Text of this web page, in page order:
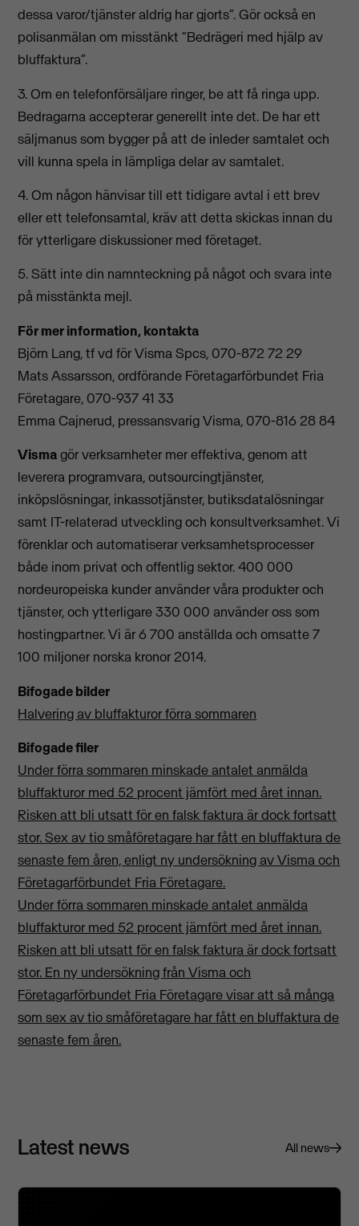
dessa varor/tjänster aldrig har gjorts”. Gör också en
polisanmälan om misstänkt ”Bedrägeri med hjälp av
bluffaktura”.
3. Om en telefonförsäljare ringer, be att få ringa upp.
Bedragarna accepterar generellt inte det. De har ett
säljmanus som bygger på att de inleder samtalet och
vill kunna spela in lämpliga delar av samtalet.
4. Om någon hänvisar till ett tidigare avtal i ett brev
eller ett telefonsamtal, kräv att detta skickas innan du
för ytterligare diskussioner med företaget.
5. Sätt inte din namnteckning på något och svara inte
på misstänkta mejl.
För mer information, kontakta
Björn Lang, tf vd för Visma Spcs, 070-872 72 29
Mats Assarsson, ordförande Företagarförbundet Fria
Företagare, 070-937 41 33
Emma Cajnerud, pressansvarig Visma, 070-816 28 84
Vismagör verksamheter mer effektiva, genom att
leverera programvara, outsourcingtjänster,
inköpslösningar, inkassotjänster, butiksdatalösningar
samt IT-relaterad utveckling och konsultverksamhet. Vi
förenklar och automatiserar verksamhetsprocesser
både inom privat och offentlig sektor. 400 000
nordeuropeiska kunder använder våra produkter och
tjänster, och ytterligare 330 000 använder oss som
hostingpartner. Vi är 6 700 anställda och omsatte 7
100 miljoner norska kronor 2014.
Bifogade bilder
Halvering av bluffakturor förra sommaren
Bifogade filer
Under förra sommaren minskade antalet anmälda
bluffakturor med 52 procent jämfört med året innan.
Risken att bli utsatt för en falsk faktura är dock fortsatt
stor. Sex av tio småföretagare har fått en bluffaktura de
senaste fem åren, enligt ny undersökning av Visma och
Företagarförbundet Fria Företagare.
Under förra sommaren minskade antalet anmälda
bluffakturor med 52 procent jämfört med året innan.
Risken att bli utsatt för en falsk faktura är dock fortsatt
stor. En ny undersökning från Visma och
Företagarförbundet Fria Företagare visar att så många
som sex av tio småföretagare har fått en bluffaktura de
senaste fem åren.
Latest news All news